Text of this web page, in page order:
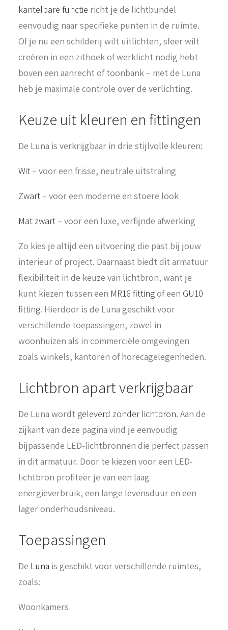
kantelbare functie richt je de lichtbundel
eenvoudig naar specifieke punten in de ruimte.
Of je nu een schilderij wilt uitlichten, sfeer wilt
creëren in een zithoek of werklicht nodig hebt
boven een aanrecht of toonbank – met de Luna
heb je maximale controle over de verlichting.
Keuze uit kleuren en fittingen
De Luna is verkrijgbaar in drie stijlvolle kleuren:
Wit– voor een frisse, neutrale uitstraling
Zwart– voor een moderne en stoere look
Mat zwart– voor een luxe, verfijnde afwerking
Zo kies je altijd een uitvoering die past bij jouw
interieur of project. Daarnaast biedt dit armatuur
flexibiliteit in de keuze van lichtbron, want je
kunt kiezen tussen een MR16 fittingof een GU10
fitting. Hierdoor is de Luna geschikt voor
verschillende toepassingen, zowel in
woonhuizen als in commerciële omgevingen
zoals winkels, kantoren of horecagelegenheden.
Lichtbron apart verkrijgbaar
De Luna wordt geleverd zonder lichtbron. Aan de
zijkant van deze pagina vind je eenvoudig
bijpassende LED-lichtbronnen die perfect passen
in dit armatuur. Door te kiezen voor een LED-
lichtbron profiteer je van een laag
energieverbruik, een lange levensduur en een
lager onderhoudsniveau.
Toepassingen
De Luna is geschikt voor verschillende ruimtes,
zoals:
Woonkamers